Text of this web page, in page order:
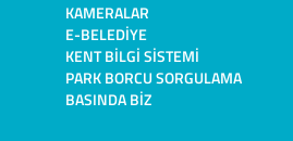
KAMERALAR
E-BELEDIYE
KENT BILGI SISTEMI
PARK BORCU SORGULAMA
BASINDA BIZ